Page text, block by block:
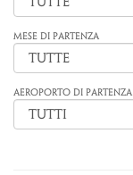
MESE DI PARTENZA
AEROPORTO DI PARTENZA